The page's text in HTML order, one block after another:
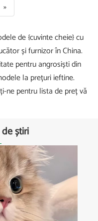
»
de {cuvinte cheie} cu
și furnizor în China.
pentru angrosiști ​​din
la prețuri ieftine.
ne pentru lista de preț vă
știri